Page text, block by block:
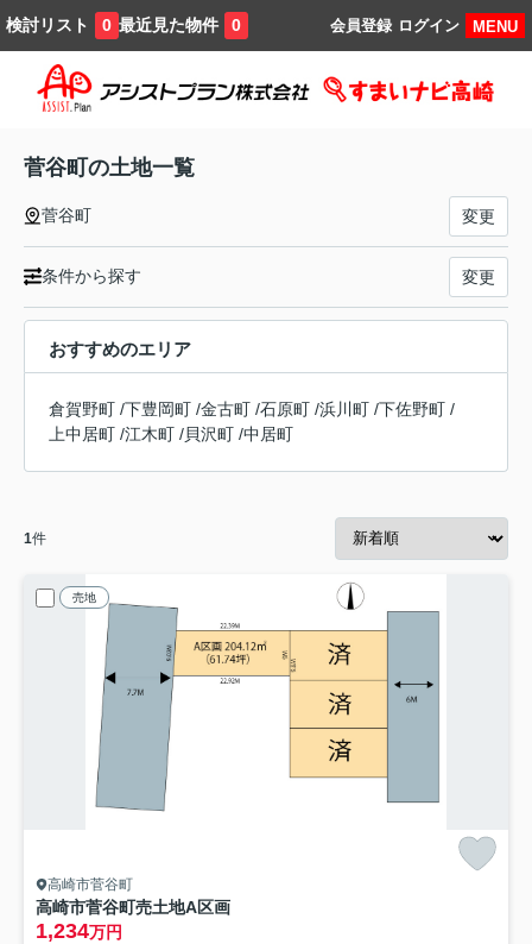
検討リスト 0 最近見た物件 0 MENU
ログイン
会員登録
菅谷町の土地一覧
菅谷町 変更
条件から探す 変更
おすすめのエリア
倉賀野町 /下豊岡町 /金古町 /石原町 /浜川町 /下佐野町 /
上中居町 /江木町 /貝沢町 /中居町
1件
売地
高崎市菅谷町
高崎市菅谷町売土地A区画
1,234万円